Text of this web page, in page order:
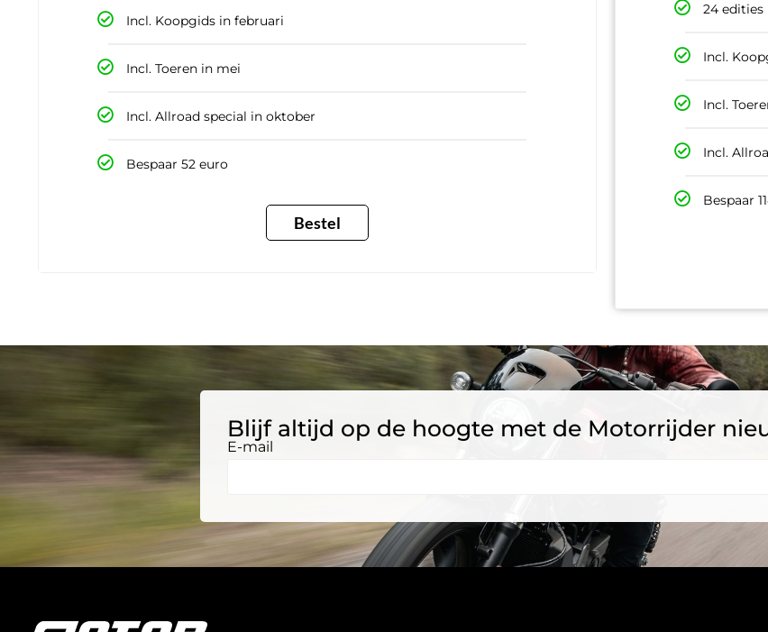
Incl. Koopgids in februari
Incl. Toeren in mei
Incl. Allroad special in oktober
Bespaar 52 euro
Bestel
24 edities
Incl.
Incl.
Incl.
Bespaar
Blijf altijd op de hoogte met de Motorrijder
E-mail